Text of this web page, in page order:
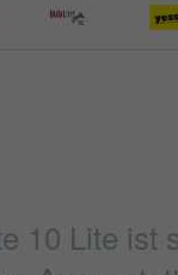
10 Lite ist